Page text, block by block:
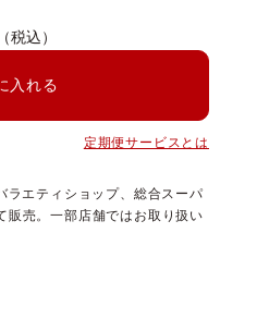
（税込）
入れる
定期便サービスとは
エティショップ、総合スーパ
販売。一部店舗ではお取り扱い